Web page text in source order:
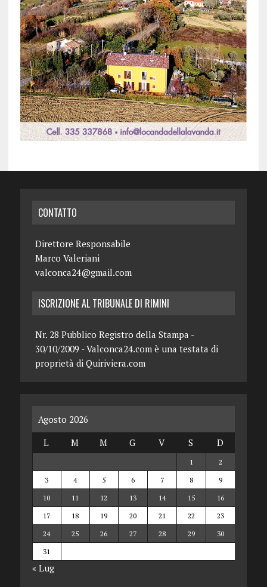
CONTATTO
Direttore Responsabile
Marco Valeriani
valconca24@gmail.com
ISCRIZIONE AL TRIBUNALE DI RIMINI
Nr. 28 Pubblico Registro della Stampa -
30/10/2009 - Valconca24.com è una testata di
proprietà di Quiriviera.com
Agosto 2026
L
M M G V S D
1
2
3
4 5 6 7 8
9
10
11 12 13 14 15
16
17
18 19 20 21 22
23
24
25 26 27 28 29
30
31
« Lug